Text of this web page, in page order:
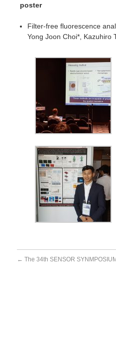
poster
Filter-free fluorescence
Yong Joon Choi*, Kazuhiro
← The 34th SENSOR